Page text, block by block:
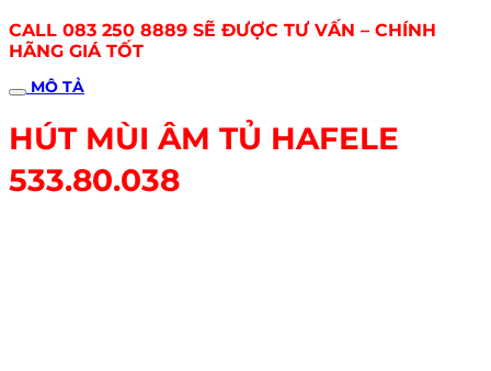
CALL 083 250 8889 SẼ ĐƯỢC TƯ VẤN – CHÍNH
HÃNG GIÁ TỐT
MÔ TẢ
HÚT MÙI ÂM TỦ HAFELE
533.80.038